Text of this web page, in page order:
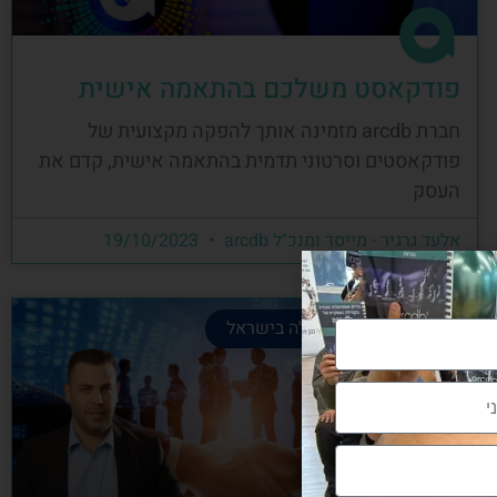
פודקאסט משלכם בהתאמה אישית
חברת arcdb מזמינה אותך להפקה מקצועית של
פודקאסטים וסרטוני תדמית בהתאמה אישית, קדם את
העסק
אלעד גרגיר - מייסד ומנכ"ל arcdb
קהילת הבניה המובילה בישראל